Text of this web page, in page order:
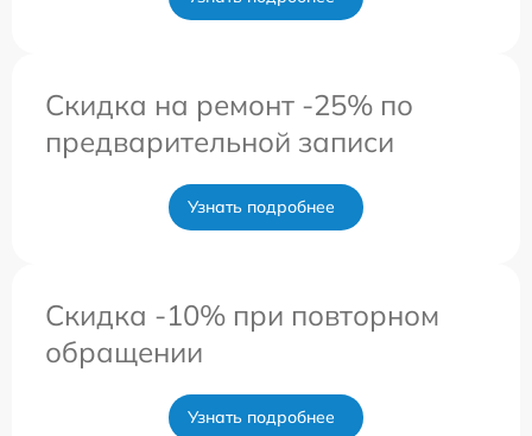
Скидка на ремонт -25% по
предварительной записи
Узнать подробнее
Скидка -10% при повторном
обращении
Узнать подробнее